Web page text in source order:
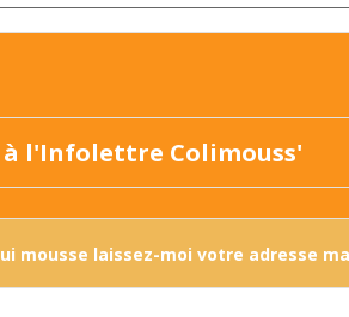
l'Infolettre Colimouss'
mousse laissez-moi votre adresse